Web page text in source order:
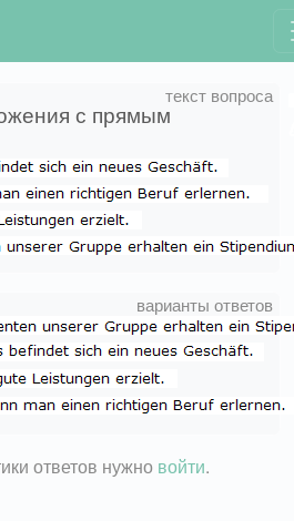
с прямым
ответов нужно войти.